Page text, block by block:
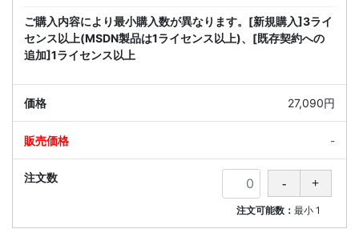
ご購入内容により最小購入数が異なります。[新規購入]3ライ
センス以上(MSDN製品は1ライセンス以上)、[既存契約への
追加]1ライセンス以上
27,090円
-
注文可能数：最小 1